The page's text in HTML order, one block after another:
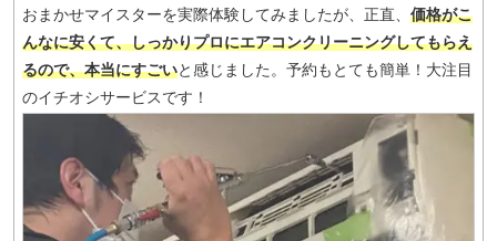
おまかせマイスターを実際体験してみましたが、正直、 価格がこ
んなに安くて、しっかりプロにエアコンクリーニングしてもらえ
るので、本当にすごいと感じました。予約もとても簡単！大注目
のイチオシサービスです！